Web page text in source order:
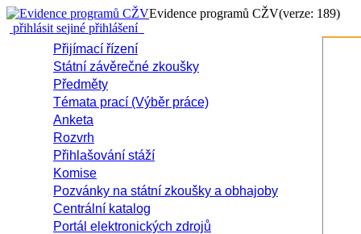
Evidence programů CŽV(verze: 189)
přihlásit sejiné přihlášení
Přijímací řízení
Státní závěrečné zkoušky
Předměty
Témata prací (Výběr práce)
Anketa
Rozvrh
Přihlašování stáží
Komise
Pozvánky na státní zkoušky a obhajoby
Centrální katalog
Portál elektronických zdrojů